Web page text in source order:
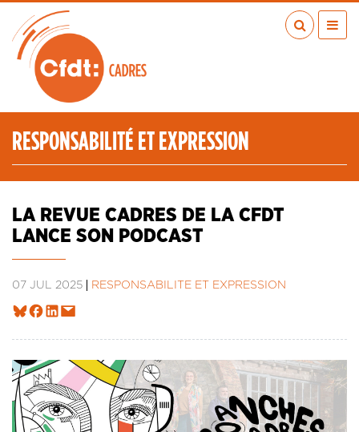
contenu
principal
ACTUALITÉS
PUBLICATIONS
EN RÉGION
QUI SOMMES-NOUS ?
LES TRANSITIONS JUSTES
IA
ESPACE ADHÉRENTS
ADHÉRER
CONTACT
LA REVUE CADRES
LE CREFAC
RESPONSABILITÉ ET EXPRESSION
LA REVUE CADRES DE LA CFDT
LANCE SON PODCAST
07 JUL 2025 RESPONSABILITÉ ET EXPRESSION